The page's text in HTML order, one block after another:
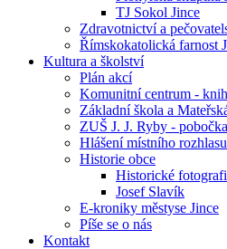
TJ Sokol Jince
Zdravotnictví a
Římskokatolická farnost
Kultura a školství
Plán akcí
Komunitní centrum -
Základní škola a
ZUŠ J. J. Ryby -
Hlášení místního rozhlasu
Historie obce
Historické
Josef Slavík
E-kroniky městyse Jince
Píše se o nás
Kontakt